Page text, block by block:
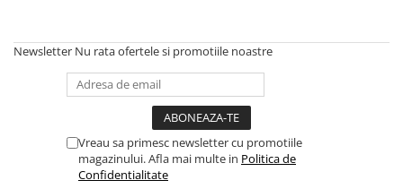
Numerologie
Paranormal
Parapsihologie
ReConnect
Newsletter Nu rata ofertele si promotiile noastre
Vreau sa primesc newsletter cu promotiile
magazinului. Afla mai multe in Politica de
Confidentialitate